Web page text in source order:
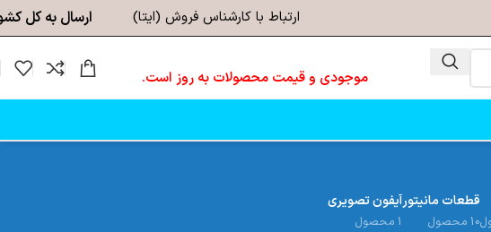
ارتباط با کارشناس فروش (ایتا) ارسال به کل
موجودی و قیمت محصولات به روز است.
قطعات مانیتور
10 محصول
آیفون تصویری
1 محصول